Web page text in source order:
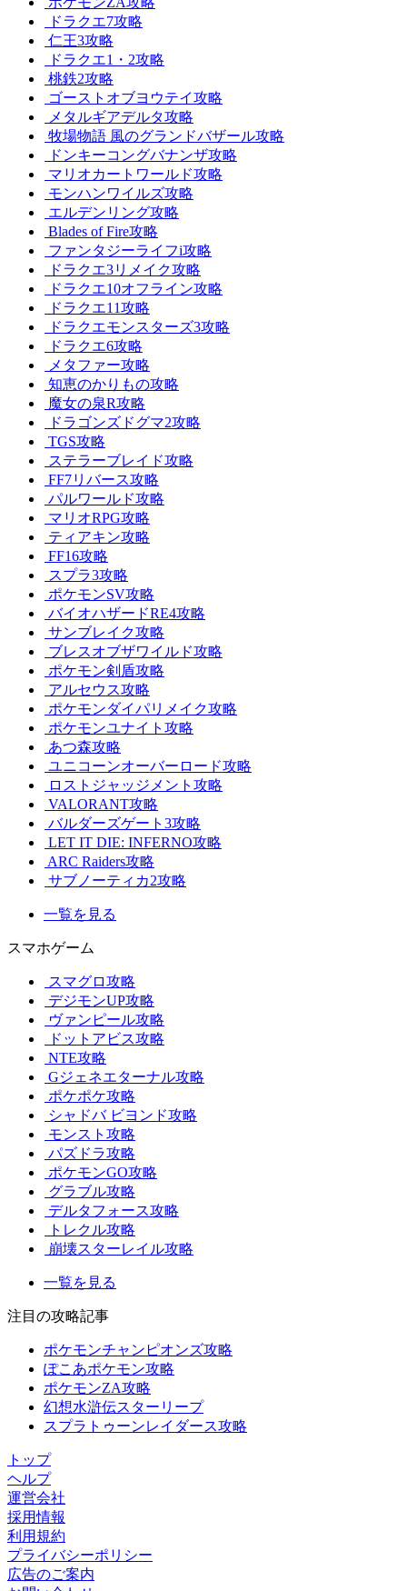
ドラクエ7攻略
仁王3攻略
ドラクエ1・2攻略
桃鉄2攻略
ゴーストオブヨウテイ攻略
メタルギアデルタ攻略
牧場物語 風のグランドバザール攻略
ドンキーコングバナンザ攻略
マリオカートワールド攻略
モンハンワイルズ攻略
エルデンリング攻略
Blades of Fire攻略
ファンタジーライフi攻略
ドラクエ3リメイク攻略
ドラクエ10オフライン攻略
ドラクエ11攻略
ドラクエモンスターズ3攻略
ドラクエ6攻略
メタファー攻略
知恵のかりもの攻略
魔女の泉R攻略
ドラゴンズドグマ2攻略
TGS攻略
ステラーブレイド攻略
FF7リバース攻略
パルワールド攻略
マリオRPG攻略
ティアキン攻略
FF16攻略
スプラ3攻略
ポケモンSV攻略
バイオハザードRE4攻略
サンブレイク攻略
ブレスオブザワイルド攻略
ポケモン剣盾攻略
アルセウス攻略
ポケモンダイパリメイク攻略
ポケモンユナイト攻略
あつ森攻略
ユニコーンオーバーロード攻略
ロストジャッジメント攻略
VALORANT攻略
バルダーズゲート3攻略
LET IT DIE: INFERNO攻略
ARC Raiders攻略
サブノーティカ2攻略
一覧を見る
スマホゲーム
スマグロ攻略
デジモンUP攻略
ヴァンピール攻略
ドットアビス攻略
NTE攻略
Gジェネエターナル攻略
ポケポケ攻略
シャドバ ビヨンド攻略
モンスト攻略
パズドラ攻略
ポケモンGO攻略
グラブル攻略
デルタフォース攻略
トレクル攻略
崩壊スターレイル攻略
一覧を見る
注目の攻略記事
ポケモンチャンピオンズ攻略
ぽこあポケモン攻略
ポケモンZA攻略
幻想水滸伝スターリープ
スプラトゥーンレイダース攻略
トップ
ヘルプ
運営会社
採用情報
利用規約
プライバシーポリシー
広告のご案内